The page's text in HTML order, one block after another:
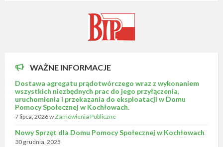
WAŻNE INFORMACJE
Dostawa agregatu prądotwórczego wraz z wykonaniem
wszystkich niezbędnych prac do jego przyłączenia,
uruchomienia i przekazania do eksploatacji w Domu
Pomocy Społecznej w Kochłowach.
7 lipca, 2026wZamówienia Publiczne
Nowy Sprzęt dla Domu Pomocy Społecznej w Kochłowach
30 grudnia, 2025